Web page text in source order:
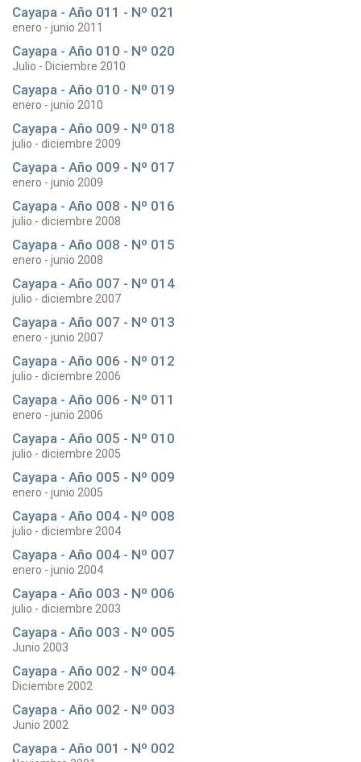
Cayapa - Año 011 - Nº 021
enero - junio 2011
Cayapa - Año 010 - Nº 020
Julio - Diciembre 2010
Cayapa - Año 010 - Nº 019
enero - junio 2010
Cayapa - Año 009 - Nº 018
julio - diciembre 2009
Cayapa - Año 009 - Nº 017
enero - junio 2009
Cayapa - Año 008 - Nº 016
julio - diciembre 2008
Cayapa - Año 008 - Nº 015
enero - junio 2008
Cayapa - Año 007 - Nº 014
julio - diciembre 2007
Cayapa - Año 007 - Nº 013
enero - junio 2007
Cayapa - Año 006 - Nº 012
julio - diciembre 2006
Cayapa - Año 006 - Nº 011
enero - junio 2006
Cayapa - Año 005 - Nº 010
julio - diciembre 2005
Cayapa - Año 005 - Nº 009
enero - junio 2005
Cayapa - Año 004 - Nº 008
julio - diciembre 2004
Cayapa - Año 004 - Nº 007
enero - junio 2004
Cayapa - Año 003 - Nº 006
julio - diciembre 2003
Cayapa - Año 003 - Nº 005
Junio 2003
Cayapa - Año 002 - Nº 004
Diciembre 2002
Cayapa - Año 002 - Nº 003
Junio 2002
Cayapa - Año 001 - Nº 002